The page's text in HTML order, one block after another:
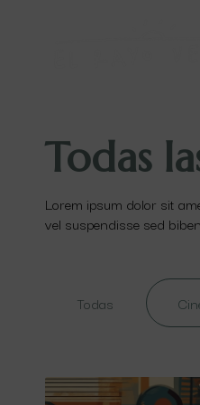
Todas
Lorem ipsum dolor sit
vel suspendisse sed
Todas